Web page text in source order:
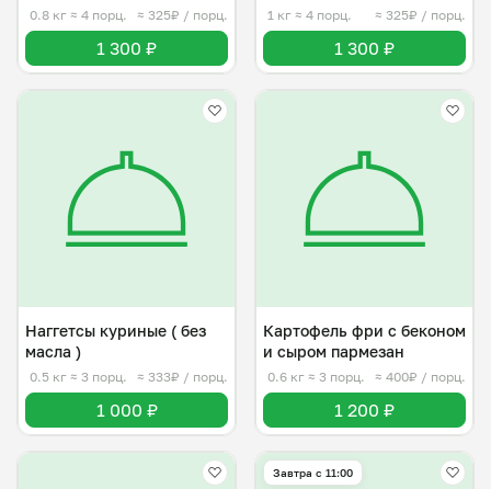
0.8 кг ≈ 4 порц. ≈ 325₽ / порц.
1 300 ₽
1 кг ≈ 4 порц. ≈ 325₽ / порц.
1 300 ₽
Наггетсы куриные ( без
масла )
0.5 кг ≈ 3 порц. ≈ 333₽ / порц.
1 000 ₽
Картофель фри с беконом
и сыром пармезан
0.6 кг ≈ 3 порц. ≈ 400₽ / порц.
1 200 ₽
Завтра c 11:00